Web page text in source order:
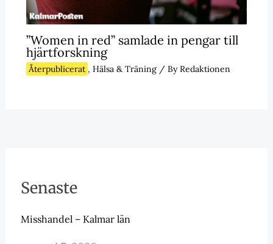
”Women in red” samlade in pengar till
hjärtforskning
Återpublicerat , Hälsa & Träning/ ByRedaktionen
Senaste
Misshandel – Kalmar län